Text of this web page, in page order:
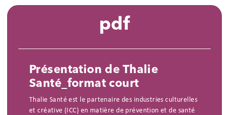
pdf
Présentation de Thalie
Santé_format court
Thalie Santé est le partenaire des industries culturelles
et créative (ICC) en matière de prévention et de santé